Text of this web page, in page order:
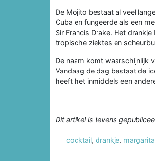
De Mojito bestaat al veel
Cuba en fungeerde als een
Sir Francis Drake. Het
tropische ziektes en
De naam komt waarschijnlijk
Vandaag de dag bestaat de
heeft het inmiddels een
Dit artikel is tevens
cocktail, drankje, margarita